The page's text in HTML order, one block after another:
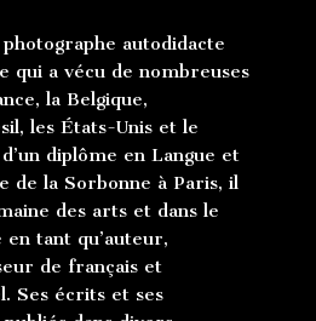
autodidacte
qui a vécu de nombreuses
la Belgique,
les États-Unis et le
diplôme en Langue et
de la Sorbonne à Paris, il
des arts et dans le
en tant qu’auteur,
de français et
Ses écrits et ses